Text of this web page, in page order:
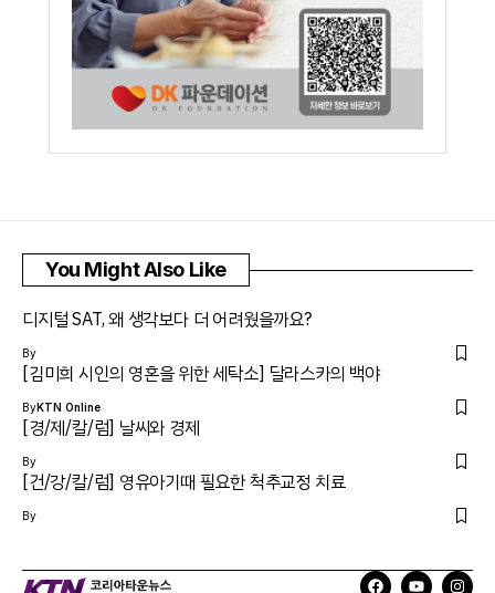
You Might Also Like
디지털 SAT, 왜 생각보다 더 어려웠을까요?
By
[김미희 시인의 영혼을 위한 세탁소] 달라스카의 백야
ByKTN Online
[경/제/칼/럼] 날씨와 경제
By
[건/강/칼/럼] 영유아기때 필요한 척추교정 치료
By